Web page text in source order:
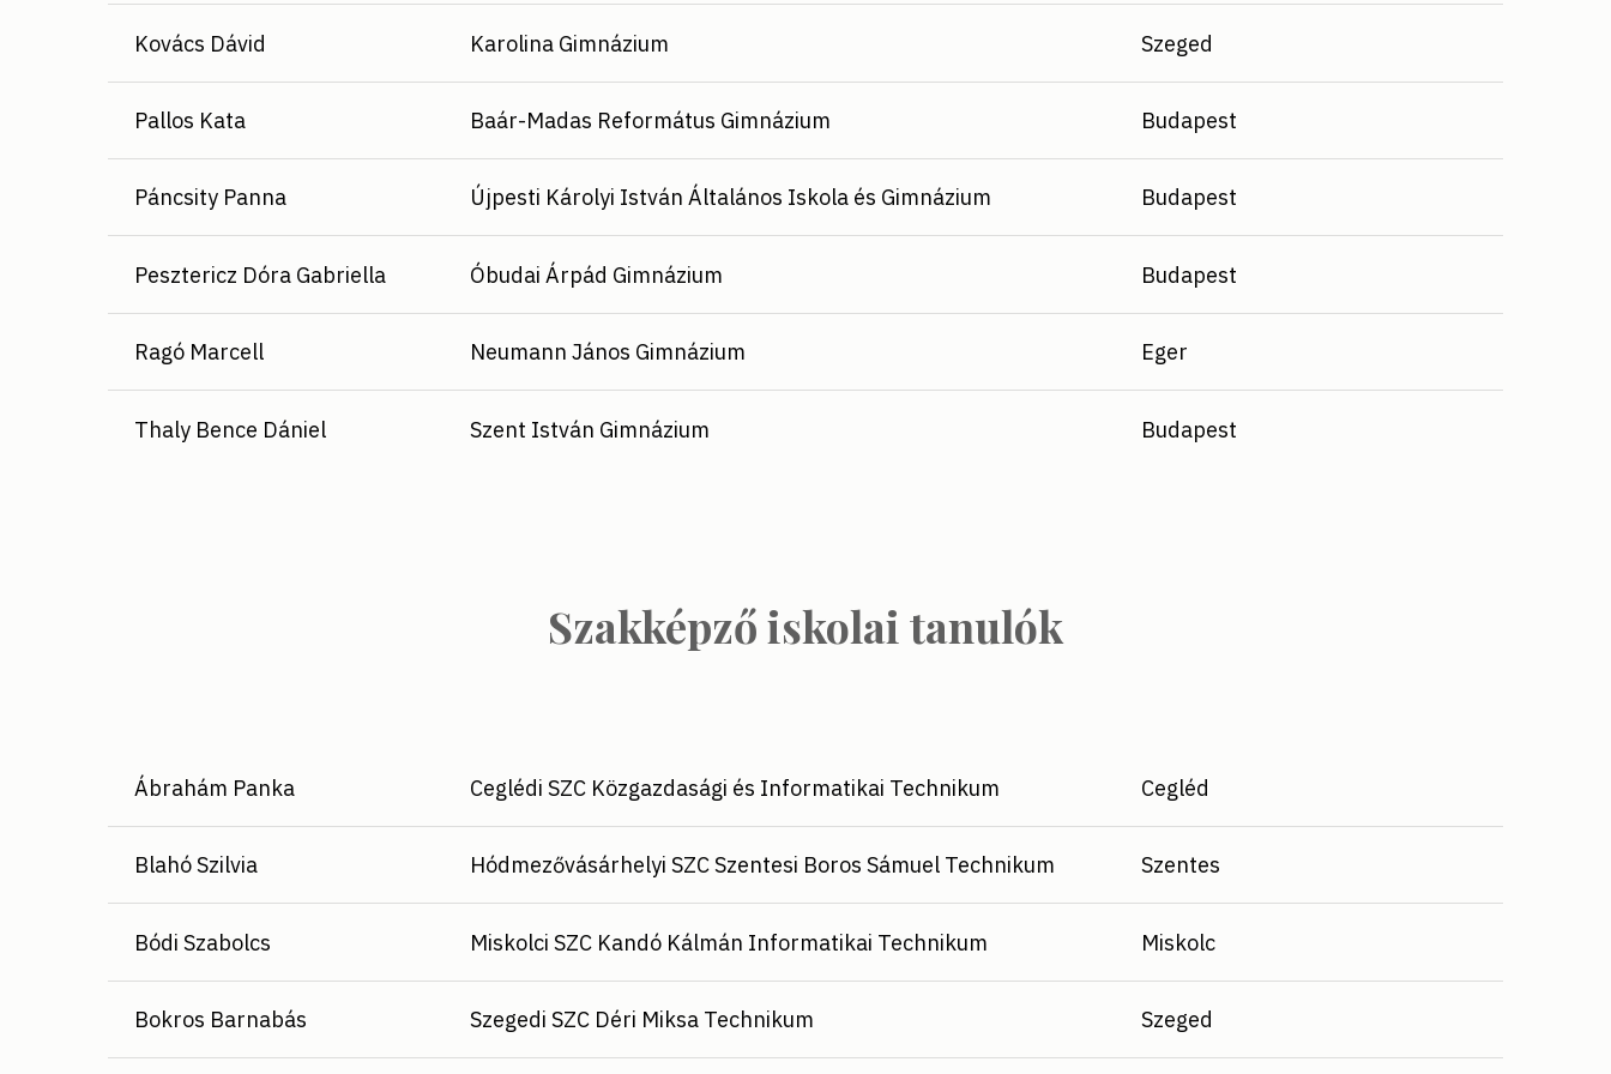
Kovács Dávid Karolina Gimnázium Szeged
Pallos Kata Baár-Madas Református Gimnázium Budapest
Páncsity Panna Újpesti Károlyi István Általános Iskola és Gimnázium Budapest
Pesztericz Dóra Gabriella Óbudai Árpád Gimnázium Budapest
Ragó Marcell Neumann János Gimnázium Eger
Thaly Bence Dániel Szent István Gimnázium Budapest
Szakképző iskolai tanulók
Ábrahám Panka Ceglédi SZC Közgazdasági és Informatikai Technikum Cegléd
Blahó Szilvia Hódmezővásárhelyi SZC Szentesi Boros Sámuel Technikum Szentes
Bódi Szabolcs Miskolci SZC Kandó Kálmán Informatikai Technikum Miskolc
Bokros Barnabás Szegedi SZC Déri Miksa Technikum Szeged